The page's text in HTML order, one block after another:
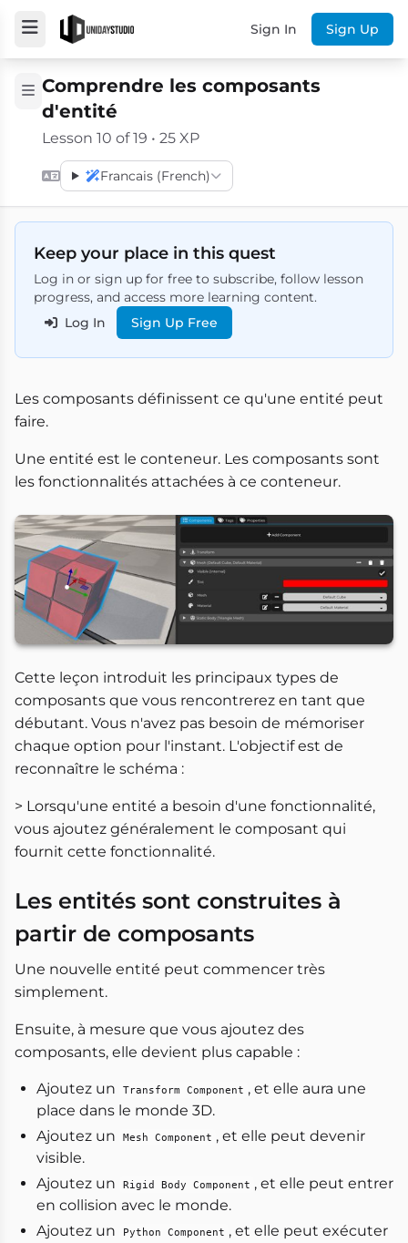
Sign In Sign Up
Comprendre les composants
d'entité
Lesson 10 of 19 • 25 XP
Francais (French)
Keep your place in this quest
Log in or sign up for free to subscribe, follow lesson
progress, and access more learning content.
Log In
Sign Up Free
Les composants définissent ce qu'une entité peut
faire.
Une entité est le conteneur. Les composants sont
les fonctionnalités attachées à ce conteneur.
Cette leçon introduit les principaux types de
composants que vous rencontrerez en tant que
débutant. Vous n'avez pas besoin de mémoriser
chaque option pour l'instant. L'objectif est de
reconnaître le schéma :
> Lorsqu'une entité a besoin d'une fonctionnalité,
vous ajoutez généralement le composant qui
fournit cette fonctionnalité.
Les entités sont construites à
partir de composants
Une nouvelle entité peut commencer très
simplement.
Ensuite, à mesure que vous ajoutez des
composants, elle devient plus capable :
Ajoutez un Transform Component , et elle aura une
place dans le monde 3D.
Ajoutez un
Mesh Component , et elle peut devenir
visible.
Ajoutez un
Rigid Body Component , et elle peut entrer
en collision avec le monde.
Ajoutez un
Python Component , et elle peut exécuter